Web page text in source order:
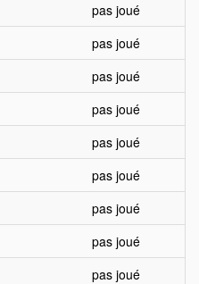
pas joué
pas joué
pas joué
pas joué
pas joué
pas joué
pas joué
pas joué
pas joué